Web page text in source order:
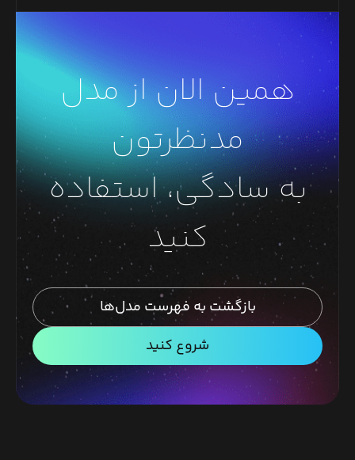
همین الان از مدل
مدنظرتون
به سادگی، استفاده
کنید
بازگشت به فهرست مدل‌ها
شروع کنید